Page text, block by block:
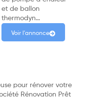
et de ballon
thermodyn…
Voir l'annonce
pour rénover votre
Rénovation Prêt